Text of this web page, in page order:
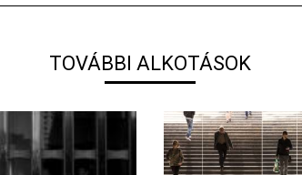
TOVÁBBI ALKOTÁSOK